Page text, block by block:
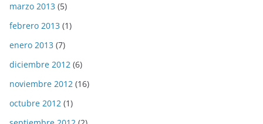
marzo 2013 (5)
febrero 2013 (1)
enero 2013 (7)
diciembre 2012 (6)
noviembre 2012 (16)
octubre 2012 (1)